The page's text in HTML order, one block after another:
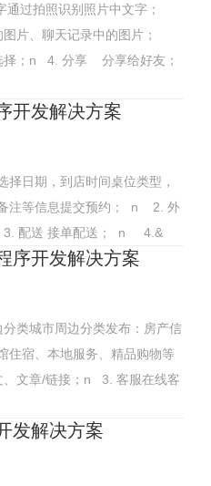
过拍照识别照片中文字；
片、聊天记录中的图片；
择；n 4. 分享 分享给好友；
开发解决方案
日期，到店时间桌位类型，
注等信息提交预约； n 2. 外
配送 接单配送； n 4.&
序开发解决方案
类城市周边分类发布：房产信
住宿、本地服务、精品购物等
文章/链接；n 3. 客服在线客
发解决方案